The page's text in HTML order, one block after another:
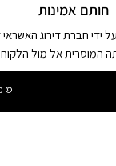
חותם אמינות
חברת דירוג
אל מול
©